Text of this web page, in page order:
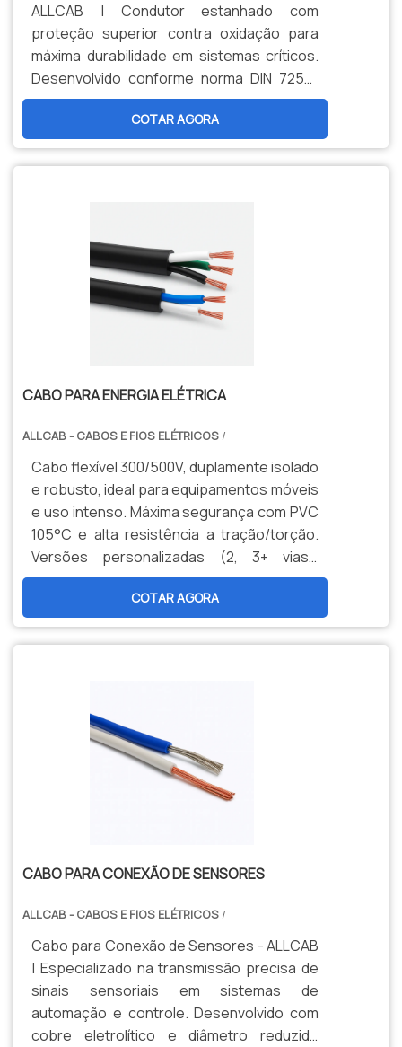
ALLCAB | Condutor estanhado com
proteção superior contra oxidação para
máxima durabilidade em sistemas críticos.
Desenvolvido conforme norma DIN 72551
com isolação termorresistente (105°C) e
diâmetro reduzido. Garante transmissão
estável de energia e sinais em aplicações
automotivas, industriais e de automação.
COTAR AGORA
CABO PARA ENERGIA ELÉTRICA
ALLCAB - CABOS E FIOS ELÉTRICOS /
Cabo flexível 300/500V, duplamente isolado
e robusto, ideal para equipamentos móveis
e uso intenso. Máxima segurança com PVC
105°C e alta resistência a tração/torção.
Versões personalizadas (2, 3+ vias),
padrão NBR 14897 e entrega rápida.
COTAR AGORA
CABO PARA CONEXÃO DE SENSORES
ALLCAB - CABOS E FIOS ELÉTRICOS /
Cabo para Conexão de Sensores - ALLCAB
| Especializado na transmissão precisa de
sinais sensoriais em sistemas de
automação e controle. Desenvolvido com
cobre eletrolítico e diâmetro reduzido